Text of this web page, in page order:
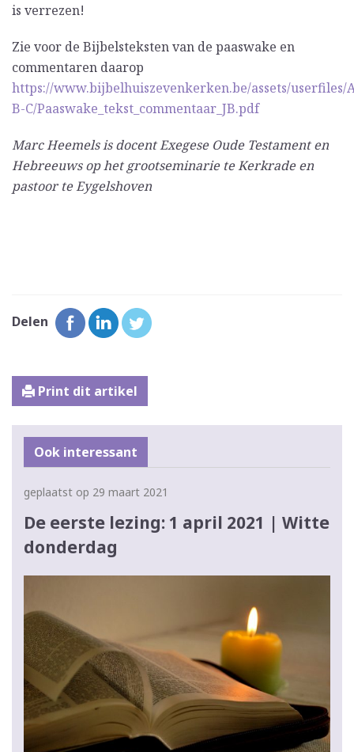
is verrezen!
Zie voor de Bijbelsteksten van de paaswake en
commentaren daarop
https://www.bijbelhuiszevenkerken.be/assets/userfiles/
B-C/Paaswake_tekst_commentaar_JB.pdf
Marc Heemels is docent Exegese Oude Testament en
Hebreeuws op het grootseminarie te Kerkrade en
pastoor te Eygelshoven
Delen
Print dit artikel
Ook interessant
geplaatst op 29 maart 2021
De eerste lezing: 1 april 2021 | Witte
donderdag